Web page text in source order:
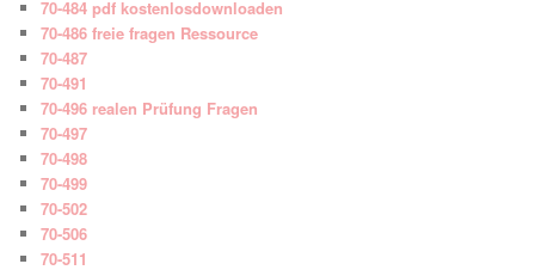
70-484 pdf kostenlosdownloaden
70-486 freie fragen Ressource
70-487
70-491
70-496 realen Prüfung Fragen
70-497
70-498
70-499
70-502
70-506
70-511